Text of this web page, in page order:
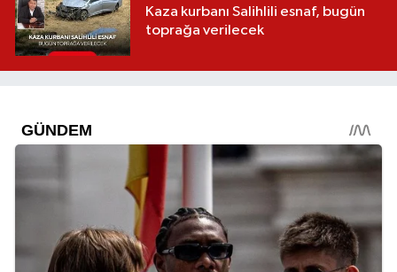
Kaza kurbanı Salihlili esnaf, bugün
toprağa verilecek